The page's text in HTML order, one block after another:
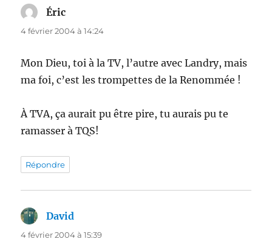
Éric
4 février 2004 à 14:24
Mon Dieu, toi à la TV, l’autre avec Landry, mais
ma foi, c’est les trompettes de la Renommée !
À TVA, ça aurait pu être pire, tu aurais pu te
ramasser à TQS!
Répondre
David
4 février 2004 à 15:39